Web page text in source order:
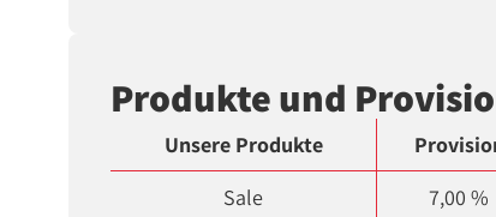
Produkte und
Unsere Produkte
Sale
7,00 %